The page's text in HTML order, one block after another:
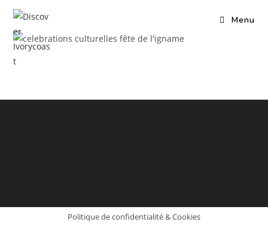
Skip
content
Menu
Politique de confidentialité & Cookies